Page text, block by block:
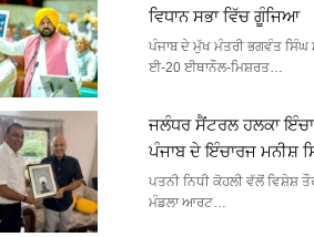
ਵਿਧਾਨ ਸਭਾ ਵਿੱਚ ਗੂੰਜਿਆ
ਪੰਜਾਬ ਦੇ ਮੁੱਖ ਮੰਤਰੀ ਭਗਵੰਤ ਸਿੰਘ
ਈ-20 ਈਥਾਨੌਲ-ਮਿਸ਼ਰਤ…
ਜਲੰਧਰ ਸੈਂਟਰਲ ਹਲਕਾ
ਪੰਜਾਬ ਦੇ ਇੰਚਾਰਜ ਮਨੀਸ਼
ਪਤਨੀ ਨਿਧੀ ਕੋਹਲੀ ਵੱਲੋਂ ਵਿਸ਼ੇਸ਼
ਮੰਡਲਾ ਆਰਟ…